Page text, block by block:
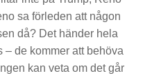
sa förleden att någon
då? Det händer hela
– de kommer att behöva
kan veta om det går